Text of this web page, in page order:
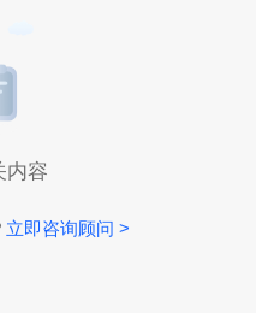
内容
立即咨询顾问 >